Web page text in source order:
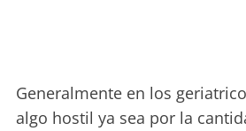
Generalmente en los
algo hostil ya sea por la